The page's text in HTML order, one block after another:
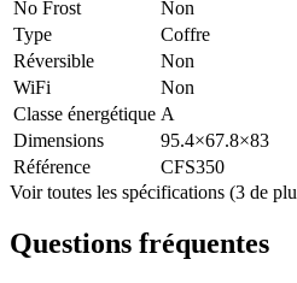
No Frost
Non
Type
Coffre
Réversible
Non
WiFi
Non
Classe énergétique A
Dimensions
95.4×67.8×83
Référence
CFS350
Voir toutes les spécifications (3 de
Questions fréquentes